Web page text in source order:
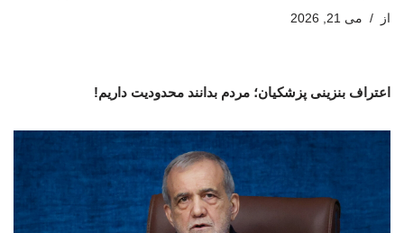
از می 21, 2026
اعتراف بنزینی پزشکیان؛ مردم بدانند محدودیت داریم!